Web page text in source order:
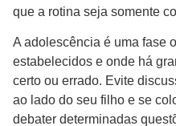
que a rotina seja somente
A adolescência é uma fase
estabelecidos e onde há
certo ou errado. Evite
ao lado do seu filho e se
debater determinadas